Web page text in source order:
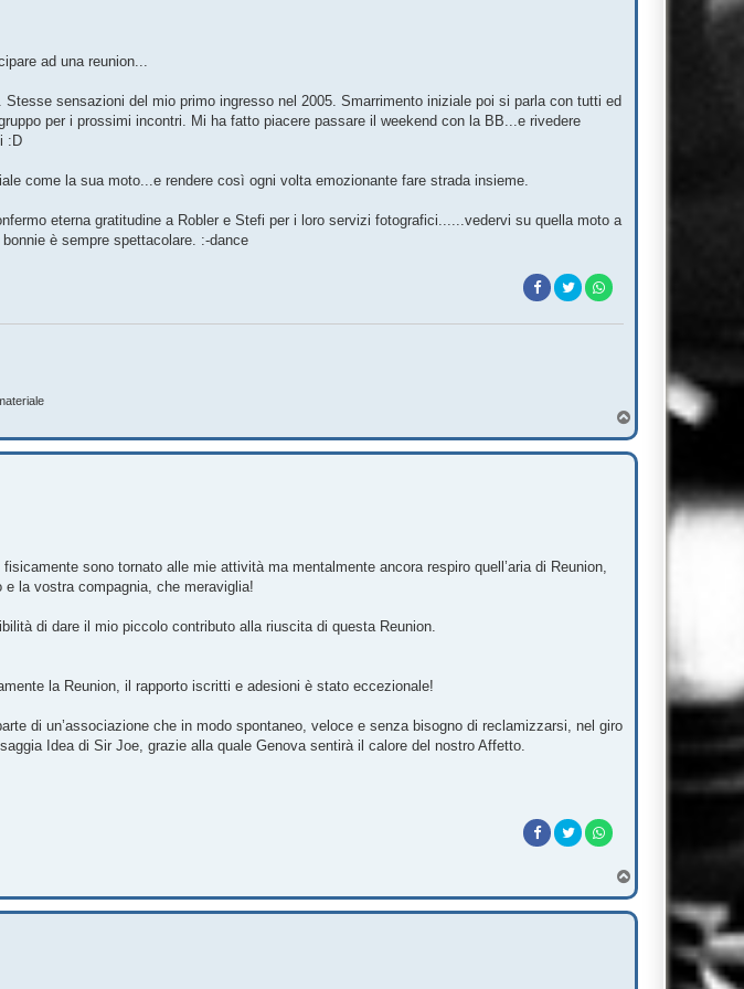
ad una reunion...
sensazioni del mio primo ingresso nel 2005. Smarrimento iniziale poi si parla con tutti ed
per i prossimi incontri. Mi ha fatto piacere passare il weekend con la BB...e rivedere
:D
come la sua moto...e rendere così ogni volta emozionante fare strada insieme.
eterna gratitudine a Robler e Stefi per i loro servizi fotografici......vedervi su quella moto a
è sempre spettacolare. :-dance
o
sono tornato alle mie attività ma mentalmente ancora respiro quell’aria di Reunion,
la vostra compagnia, che meraviglia!
di dare il mio piccolo contributo alla riuscita di questa Reunion.
la Reunion, il rapporto iscritti e adesioni è stato eccezionale!
di un’associazione che in modo spontaneo, veloce e senza bisogno di reclamizzarsi, nel giro
Idea di Sir Joe, grazie alla quale Genova sentirà il calore del nostro Affetto.
o